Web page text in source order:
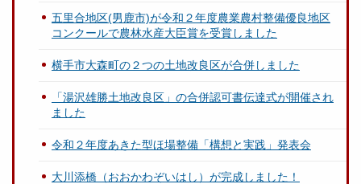
五里合地区(男鹿市)が令和２年度農業農村整備優良地区
コンクールで農林水産大臣賞を受賞しました
横手市大森町の２つの土地改良区が合併しました
「湯沢雄勝土地改良区」の合併認可書伝達式が開催され
ました
令和２年度あきた型ほ場整備「構想と実践」発表会
大川添橋（おおかわぞいはし）が完成しました！